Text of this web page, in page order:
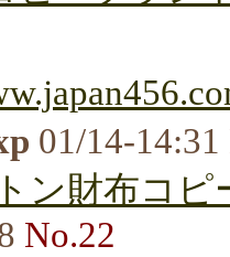
01/14-14:31
ン財布コピ
No.22